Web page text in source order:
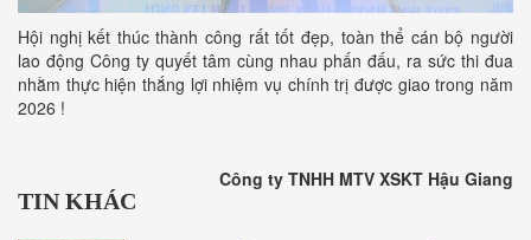
Hội nghị kết thúc thành công rất tốt đẹp, toàn thể cán bộ người
lao động Công ty quyết tâm cùng nhau phấn đấu, ra sức thi đua
nhằm thực hiện thắng lợi nhiệm vụ chính trị được giao trong năm
2026 !
Công ty TNHH MTV XSKT Hậu Giang
TIN KHÁC